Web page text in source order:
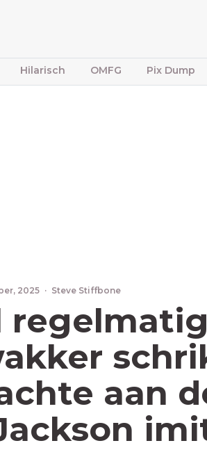
Hilarisch OMFG Pix Dump
2025 · Steve Stiffbone
aan